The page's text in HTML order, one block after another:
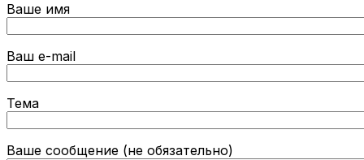
Ваше имя
Ваш e-mail
Тема
Ваше сообщение (не обязательно)